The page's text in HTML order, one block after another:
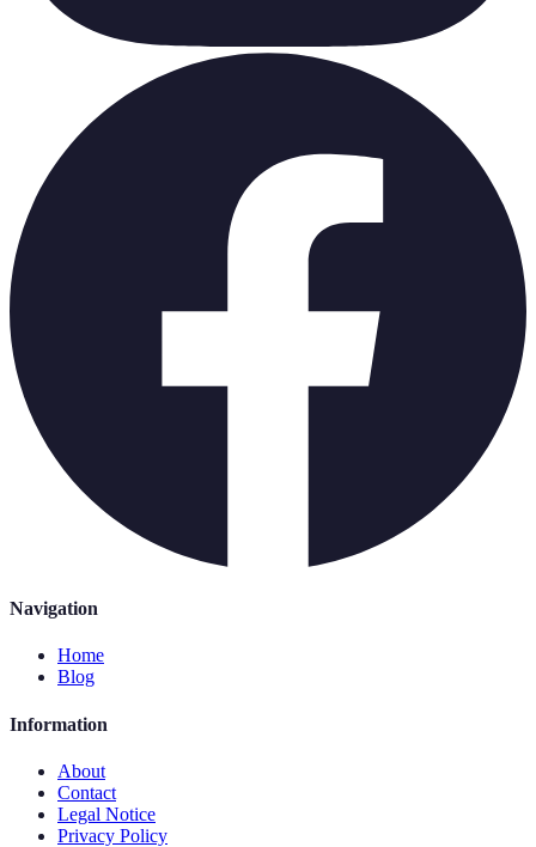
Navigation
Home
Blog
Information
About
Contact
Legal Notice
Privacy Policy